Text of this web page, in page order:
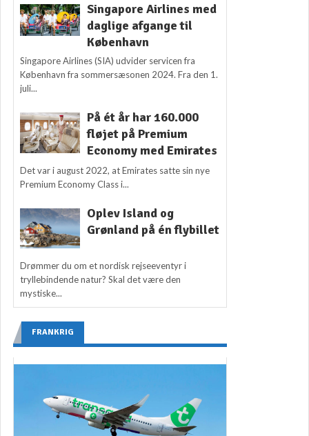
Singapore Airlines med
daglige afgange til
København
Singapore Airlines (SIA) udvider servicen fra
København fra sommersæsonen 2024. Fra den 1.
juli...
På ét år har 160.000
fløjet på Premium
Economy med Emirates
Det var i august 2022, at Emirates satte sin nye
Premium Economy Class i...
Oplev Island og
Grønland på én flybillet
Drømmer du om et nordisk rejseeventyr i
tryllebindende natur? Skal det være den
mystiske...
FRANKRIG